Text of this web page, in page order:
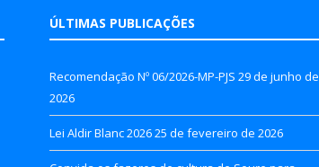
ÚLTIMAS PUBLICAÇÕES
Recomendação Nº 06/2026-MP-PJS 29 de junho de
2026
Lei Aldir Blanc 202625 de fevereiro de 2026